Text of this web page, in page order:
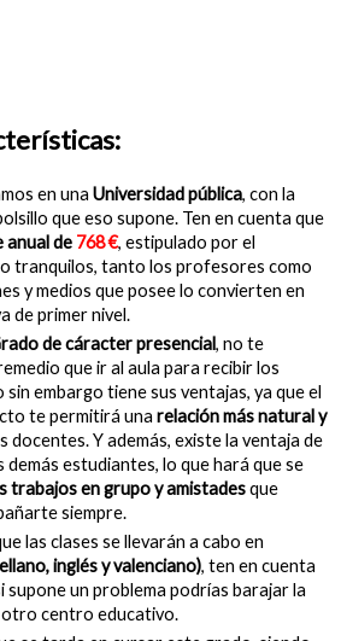
en una Universidad pública, con la
que eso supone. Ten en cuenta que
anual de 768 €, estipulado por el
tranquilos, tanto los profesores como
y medios que posee lo convierten en
de primer nivel.
de cáracter presencial, no te
que ir al aula para recibir los
embargo tiene sus ventajas, ya que el
te permitirá una relación más natural y
docentes. Y además, existe la ventaja de
estudiantes, lo que hará que se
trabajos en grupo y amistadesque
siempre.
las clases se llevarán a cabo en
inglés y valenciano), ten en cuenta
supone un problema podrías barajar la
otro centro educativo.